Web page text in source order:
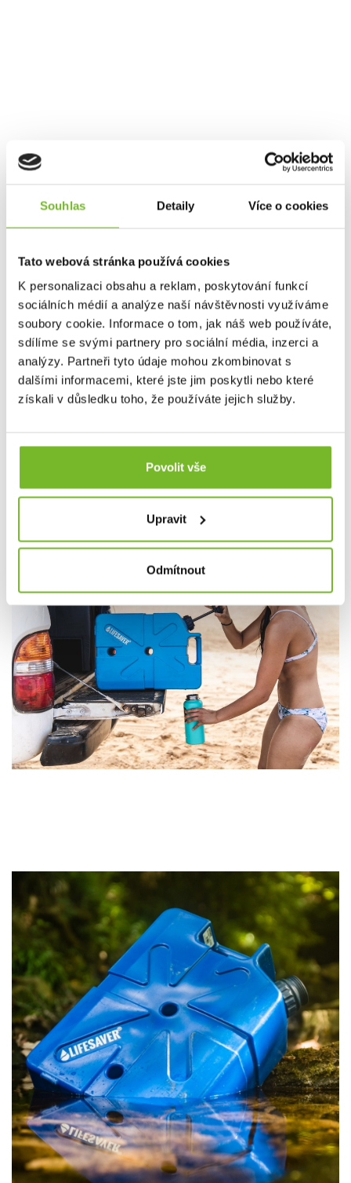
Souhlas Detaily Více o cookies
Tato webová stránka používá cookies
K personalizaci obsahu a reklam, poskytování funkcí
sociálních médií a analýze naší návštěvnosti využíváme
soubory cookie. Informace o tom, jak náš web používáte,
sdílíme se svými partnery pro sociální média, inzerci a
analýzy. Partneři tyto údaje mohou zkombinovat s
dalšími informacemi, které jste jim poskytli nebo které
získali v důsledku toho, že používáte jejich služby.
Povolit vše
Upravit
Odmítnout
Balení obsahuje:
vyměnitelnou filtrační vložkouGraphene:Ultra
účinná minimálně na 1 000 litrů*
1×filtr s aktivním uhlím– účinný až na500 litrů
1× plastová proplachovací zátka (pro čištění filtru)
1× pumpa a kohoutek